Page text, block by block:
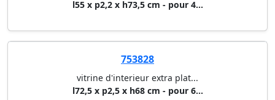
l55 x p2,2 x h73,5 cm - pour 4...
753828
vitrine d'interieur extra plat...
l72,5 x p2,5 x h68 cm - pour 6...